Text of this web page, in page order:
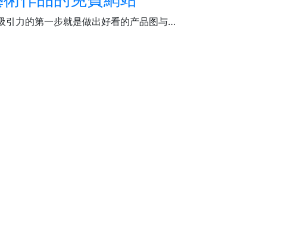
引力的第一步就是做出好看的产品图与…